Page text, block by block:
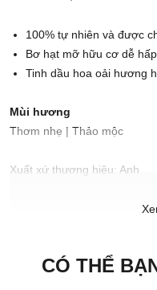
100% tự nhiên và được
Bơ hạt mỡ hữu cơ dễ
Tinh dầu hoa oải hương
Mùi hương
Thơm nhẹ | Thảo mộc
Xuất xứ thương hiệu: Anh
CÓ THỂ